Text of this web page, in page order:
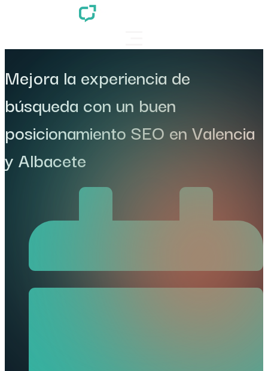
Mejora la experiencia de
búsqueda con un buen
posicionamiento SEO en Valencia
y Albacete